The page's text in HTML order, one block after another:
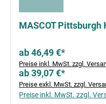
MASCOT Pittsburgh
ab 46,49 €*
Preise inkl. MwSt. zzgl.
ab 39,07 €*
Preise exkl. MwSt. zzgl.
Preise inkl. MwSt. zzgl.